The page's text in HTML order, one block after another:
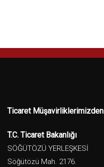
Ticaret Müşavirliklerimizden
T.C. Ticaret Bakanlığı
SÖĞÜTÖZÜ YERLEŞKESİ
Söğütözü Mah. 2176.